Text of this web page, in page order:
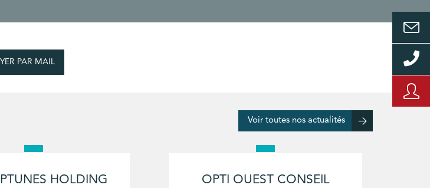
PAR MAIL
Voir toutes nos actualités
HOLDING OPTI OUEST CONSEIL